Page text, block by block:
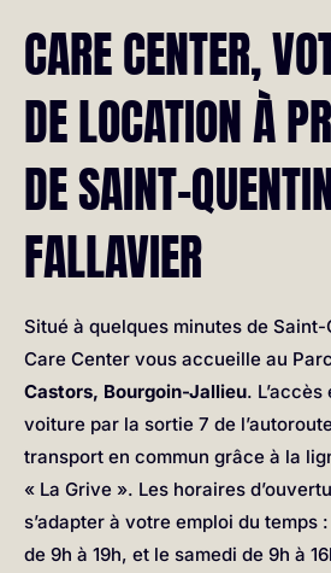
CARE CENTER,
DE LOCATION À
DE SAINT-
FALLAVIER
Situé à quelques minutes de
Care Center vous accueille au
Castors, Bourgoin-Jallieu.
voiture par la sortie 7 de
transport en commun grâce à la
« La Grive ». Les horaires
s’adapter à votre emploi du temps
de 9h à 19h, et le samedi de 9h à